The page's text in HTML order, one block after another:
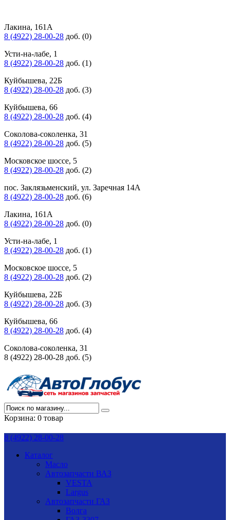
Лакина, 161А
8 (4922) 28-00-28 доб. (0)
Усти-на-лабе, 1
8 (4922) 28-00-28 доб. (1)
Куйбышева, 22Б
8 (4922) 28-00-28 доб. (3)
Куйбышева, 66
8 (4922) 28-00-28 доб. (4)
Соколова-соколенка, 31
8 (4922) 28-00-28 доб. (5)
Московское шоссе, 5
8 (4922) 28-00-28 доб. (2)
пос. Заклязьменский, ул. Заречная 14А
8 (4922) 28-00-28 доб. (6)
Лакина, 161А
8 (4922) 28-00-28 доб. (0)
Усти-на-лабе, 1
8 (4922) 28-00-28 доб. (1)
Московское шоссе, 5
8 (4922) 28-00-28 доб. (2)
Куйбышева, 22Б
8 (4922) 28-00-28 доб. (3)
Куйбышева, 66
8 (4922) 28-00-28 доб. (4)
Соколова-соколенка, 31
8 (4922) 28-00-28 доб. (5)
Корзина: 0 товар
8 (4922) 28-00-28
Каталог
Масло
Автозапчасти ВАЗ
VESTA
Largus
Автозапчасти ГАЗ
Волга